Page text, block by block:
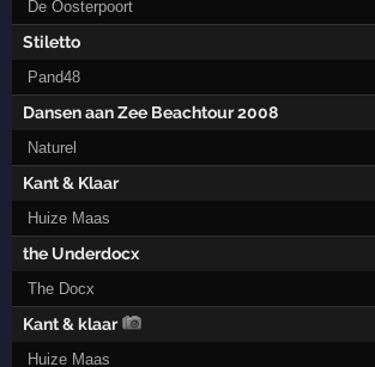
De Oosterpoort
Stiletto
Pand48
Dansen aan Zee Beachtour 2008
Naturel
Kant & Klaar
Huize Maas
the Underdocx
The Docx
Kant & klaar
Huize Maas